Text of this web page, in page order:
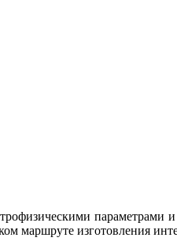
параметрами
маршруте изготовления